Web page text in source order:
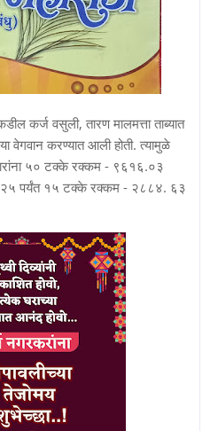
कर्ज वसुली, तारण मालमत्ता ताब्यात
वेगवान करण्यात आली होती. त्यामुळे
५० टक्के रक्कम - ९६१६.०३
पर्यंत १५ टक्के रक्कम - २८८४. ६३